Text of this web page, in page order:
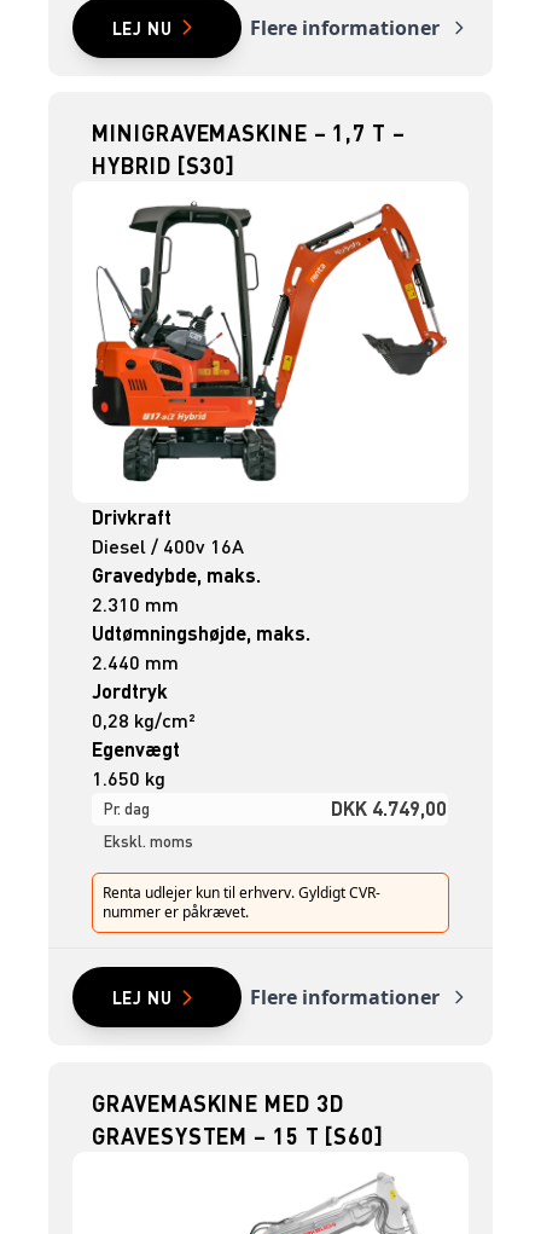
LEJ NU Flere informationer
MINIGRAVEMASKINE – 1,7 T –
HYBRID [S30]
Drivkraft
Diesel / 400v 16A
Gravedybde, maks.
2.310 mm
Udtømningshøjde, maks.
2.440 mm
Jordtryk
0,28 kg/cm²
Egenvægt
1.650 kg
Pr. dag DKK 4.749,00
Ekskl. moms
Renta udlejer kun til erhverv. Gyldigt CVR-
nummer er påkrævet.
LEJ NU Flere informationer
GRAVEMASKINE MED 3D
GRAVESYSTEM – 15 T [S60]